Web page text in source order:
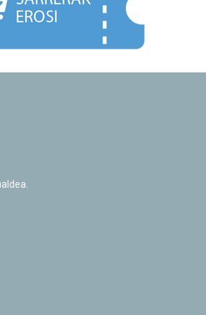
publikoa eskatzeko baimena